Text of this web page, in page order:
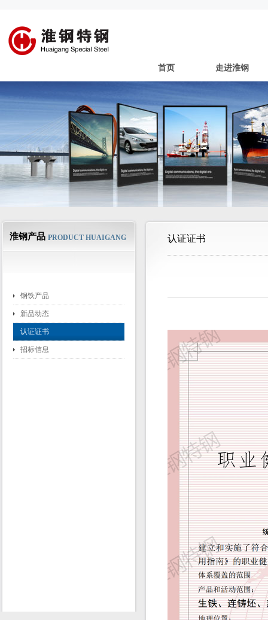
首页 走进淮钢
淮钢产品 PRODUCT HUAIGANG
钢铁产品
新品动态
认证证书
招标信息
认证证书